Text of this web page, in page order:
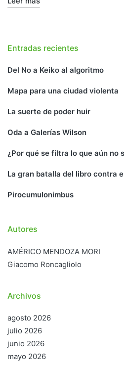
Entradas recientes
Del No a Keiko al algoritmo
Mapa para una ciudad violenta
La suerte de poder huir
Oda a Galerías Wilson
¿Por qué se filtra lo que aún no
La gran batalla del libro contra
Pirocumulonimbus
Autores
AMÉRICO MENDOZA MORI
Giacomo Roncagliolo
Archivos
agosto 2026
julio 2026
junio 2026
mayo 2026